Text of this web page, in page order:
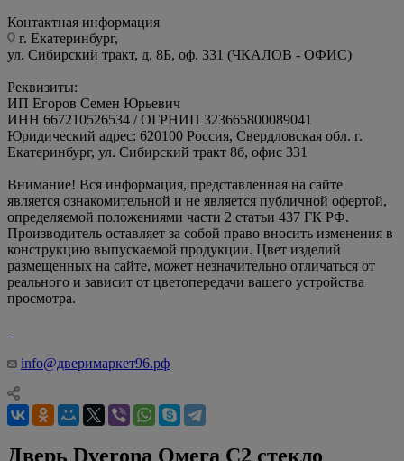
Контактная информация
г. Екатеринбург,
ул. Сибирский тракт, д. 8Б, оф. 331 (ЧКАЛОВ - ОФИС)
Реквизиты:
ИП Егоров Семен Юрьевич
ИНН 667210526534 / ОГРНИП 323665800089041
Юридический адрес: 620100 Россия, Свердловская обл. г.
Екатеринбург, ул. Сибирский тракт 8б, офис 331
Внимание! Вся информация, представленная на сайте
является ознакомительной и не является публичной офертой,
определяемой положениями части 2 статьи 437 ГК РФ.
Производитель оставляет за собой право вносить изменения в
конструкцию выпускаемой продукции. Цвет изделий
размещенных на сайте, может незначительно отличаться от
реального и зависит от цветопередачи вашего устройства
просмотра.
info@дверимаркет96.рф
Дверь Dverona Омега С2 стекло